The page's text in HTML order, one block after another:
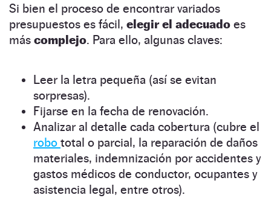
Si bien el proceso de encontrar variados
presupuestos es fácil, elegir el adecuado es
más complejo. Para ello, algunas claves:
Leer la letra pequeña (así se evitan
sorpresas).
Fijarse en la fecha de renovación.
Analizar al detalle cada cobertura (cubre el
robo total o parcial, la reparación de daños
materiales, indemnización por accidentes y
gastos médicos de conductor, ocupantes y
asistencia legal, entre otros).